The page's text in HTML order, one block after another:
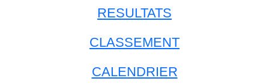
RESULTATS
CLASSEMENT
CALENDRIER